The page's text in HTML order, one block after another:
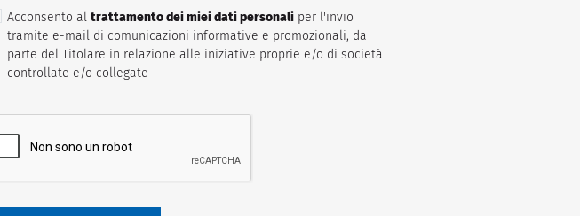
Acconsento al trattamento dei miei dati personaliper l'invio
tramite e-mail di comunicazioni informative e promozionali, da
parte del Titolare in relazione alle iniziative proprie e/o di società
controllate e/o collegate